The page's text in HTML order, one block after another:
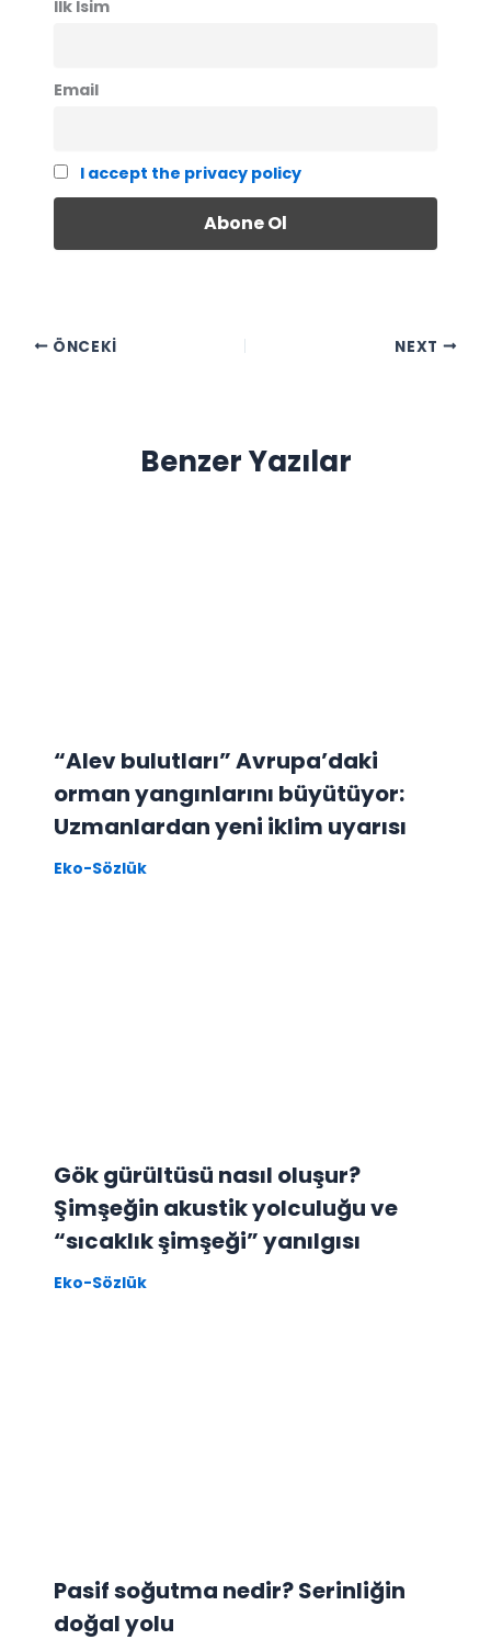
İlk İsim
Email
I accept the privacy policy
ÖNCEKI NEXT
Benzer Yazılar
“Alev bulutları” Avrupa’daki
orman yangınlarını büyütüyor:
Uzmanlardan yeni iklim uyarısı
Eko-Sözlük
Gök gürültüsü nasıl oluşur?
Şimşeğin akustik yolculuğu ve
“sıcaklık şimşeği” yanılgısı
Eko-Sözlük
Pasif soğutma nedir? Serinliğin
doğal yolu